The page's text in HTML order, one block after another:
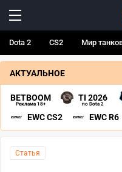
Dota 2 CS2 Мир
АКТУАЛЬНОЕ
BETBOOM
Реклама 18+
TI 2026
по Dota 2
EWC CS2 EWC R6
Статья